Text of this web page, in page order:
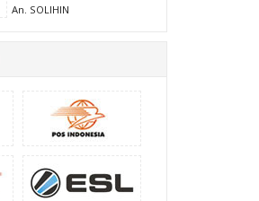
An. SOLIHIN